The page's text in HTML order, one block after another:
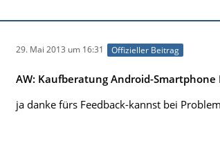
29. Mai 2013 um 16:31 Offizieller Beitrag
AW: Kaufberatung Android-Smartphone
ja danke fürs Feedback-kannst bei